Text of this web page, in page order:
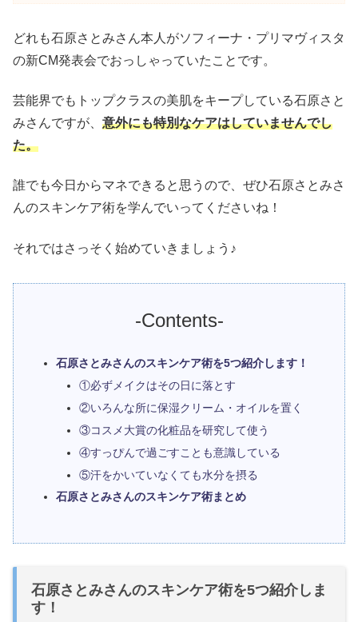
どれも石原さとみさん本人がソフィーナ・プリマヴィスタ
の新CM発表会でおっしゃっていたことです。
芸能界でもトップクラスの美肌をキープしている石原さと
みさんですが、 意外にも特別なケアはしていませんでし
た。
誰でも今日からマネできると思うので、ぜひ石原さとみさ
んのスキンケア術を学んでいってくださいね！
それではさっそく始めていきましょう♪
-Contents-
石原さとみさんのスキンケア術を5つ紹介します！
①必ずメイクはその日に落とす
②いろんな所に保湿クリーム・オイルを置く
③コスメ大賞の化粧品を研究して使う
④すっぴんで過ごすことも意識している
⑤汗をかいていなくても水分を摂る
石原さとみさんのスキンケア術まとめ
石原さとみさんのスキンケア術を5つ紹介しま
す！